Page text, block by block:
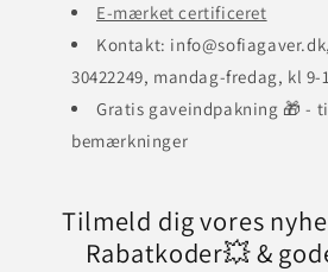
E-mærket certificeret
Kontakt:
30422249, mandag-fredag, kl 9-
Gratis gaveindpakning 🎁 -
bemærkninger
Tilmeld dig vores
Rabatkoder💥 &